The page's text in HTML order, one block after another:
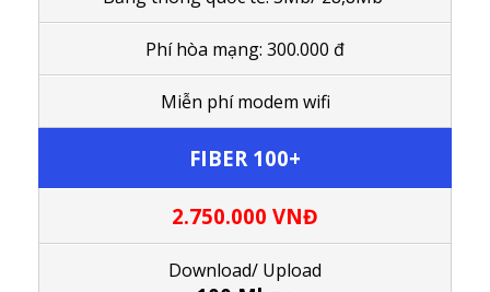
Phí hòa mạng: 300.000 đ
Miễn phí modem wifi
FIBER 100+
2.750.000 VNĐ
Download/ Upload